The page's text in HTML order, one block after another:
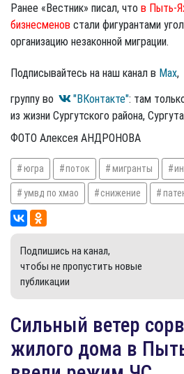
Ранее «Вестник» писал, что в Пыть-
бизнесменов стали фигурантами
организацию незаконной миграции.
Подписывайтесь на наш канал в Max,
группу во
"ВКонтакте": там
из жизни Сургутского района,
ФОТО Алексея АНДРОНОВА
югра поток мигранты
умвд по хмао снижение
Подпишись на канал,
чтобы не пропустить новые
публикации
Сильный ветер
жилого дома в